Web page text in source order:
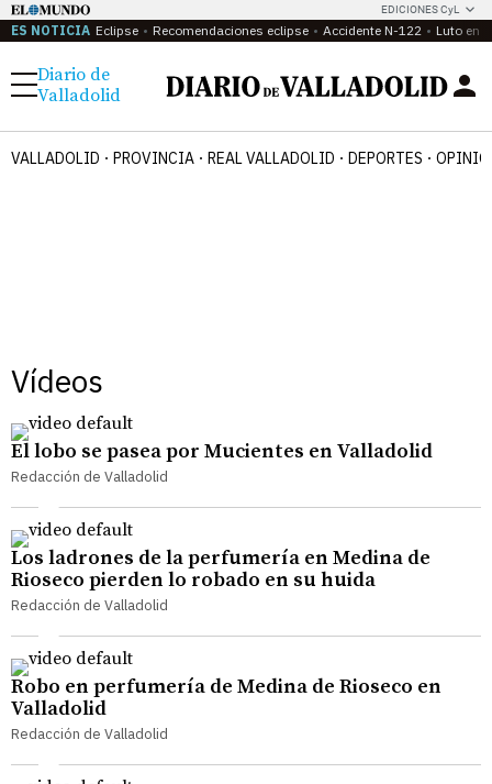
EDICIONES CyL
ES NOTICIA Eclipse Recomendaciones eclipse Accidente N-122 Luto en
Menú
Diario de
Valladolid
VALLADOLID PROVINCIA REAL VALLADOLID DEPORTES
Vídeos
El lobo se pasea por Mucientes en Valladolid
Redacción de Valladolid
Los ladrones de la perfumería en Medina de
Rioseco pierden lo robado en su huida
Redacción de Valladolid
Robo en perfumería de Medina de Rioseco en
Valladolid
Redacción de Valladolid